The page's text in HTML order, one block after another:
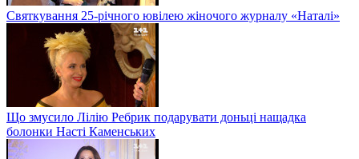
Святкування 25-річного ювілею жіночого журналу «Наталі»
Що змусило Лілію Ребрик подарувати доньці нащадка
болонки Насті Каменських